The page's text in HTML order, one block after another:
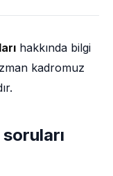
hakkında bilgi
kadromuz